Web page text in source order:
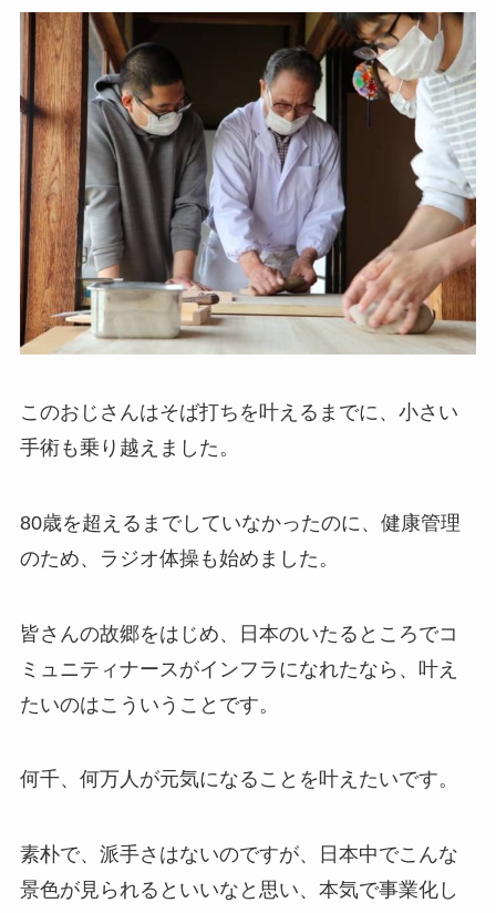
このおじさんはそば打ちを叶えるまでに、小さい
手術も乗り越えました。
80歳を超えるまでしていなかったのに、健康管理
のため、ラジオ体操も始めました。
皆さんの故郷をはじめ、日本のいたるところでコ
ミュニティナースがインフラになれたなら、叶え
たいのはこういうことです。
何千、何万人が元気になることを叶えたいです。
素朴で、派手さはないのですが、日本中でこんな
景色が見られるといいなと思い、本気で事業化し